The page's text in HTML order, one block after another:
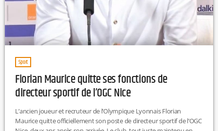
Sport
Florian Maurice quitte ses fonctions de
directeur sportif de l’OGC Nice
L’ancien joueur et recruteur de l’Olympique Lyonnais Florian
Maurice quitte officiellement son poste de directeur sportif de l’OGC